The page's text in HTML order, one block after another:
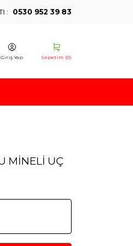
: 0530 952 39 83
Giriş Yap Sepetim (0)
MİNELİ UÇ